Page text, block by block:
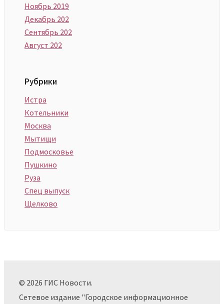
Ноябрь 2019
Декабрь 202
Сентябрь 202
Август 202
Рубрики
Истра
Котельники
Москва
Мытищи
Подмосковье
Пушкино
Руза
Спец выпуск
Щелково
© 2026 ГИС Новости.
Сетевое издание "Городское информационное